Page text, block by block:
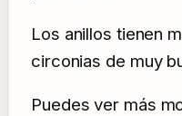
Los anillos tienen
circonias de muy
Puedes ver más